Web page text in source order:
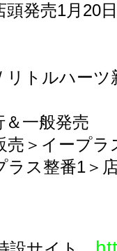
頭発売1月20
トルハーツ
一般発売
＞イープラ
ラス整番1＞